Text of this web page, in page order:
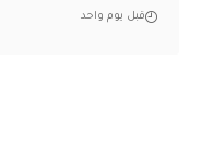
قبل يوم واحد